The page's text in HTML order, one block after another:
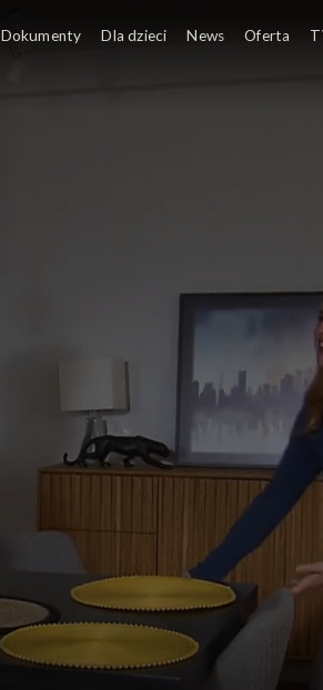
Dokumenty Dla dzieci News Oferta